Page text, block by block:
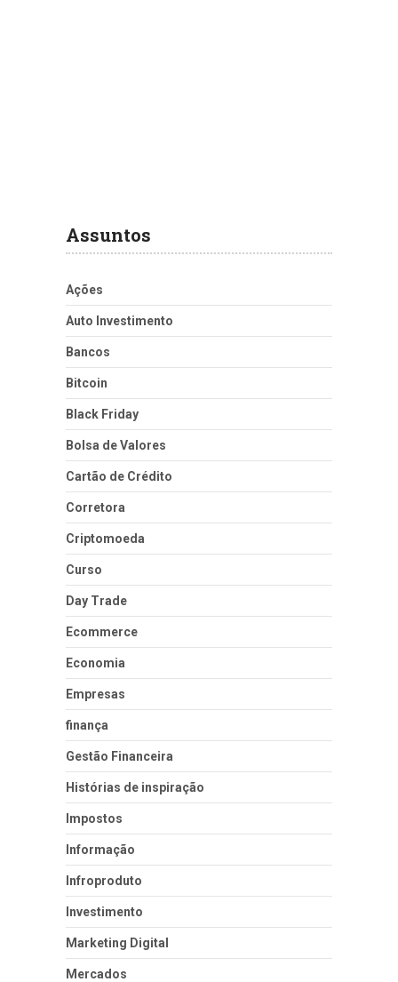
Assuntos
Ações
Auto Investimento
Bancos
Bitcoin
Black Friday
Bolsa de Valores
Cartão de Crédito
Corretora
Criptomoeda
Curso
Day Trade
Ecommerce
Economia
Empresas
finança
Gestão Financeira
Histórias de inspiração
Impostos
Informação
Infroproduto
Investimento
Marketing Digital
Mercados